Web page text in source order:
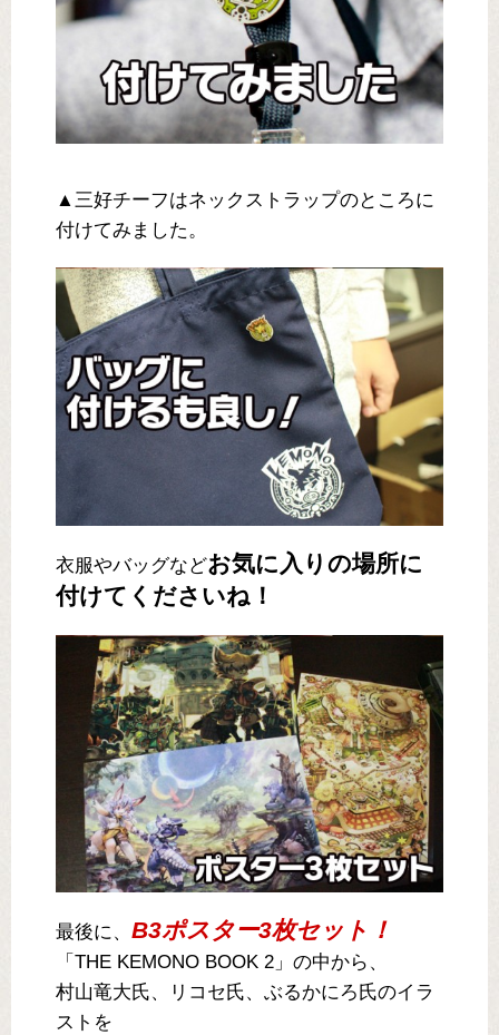
▲三好チーフはネックストラップのところに
付けてみました。
衣服やバッグなどお気に入りの場所に
付けてくださいね！
最後に、 B3ポスター3枚セット！
「THE KEMONO BOOK 2」の中から、
村山竜大氏、リコセ氏、ぶるかにろ氏のイラ
ストを